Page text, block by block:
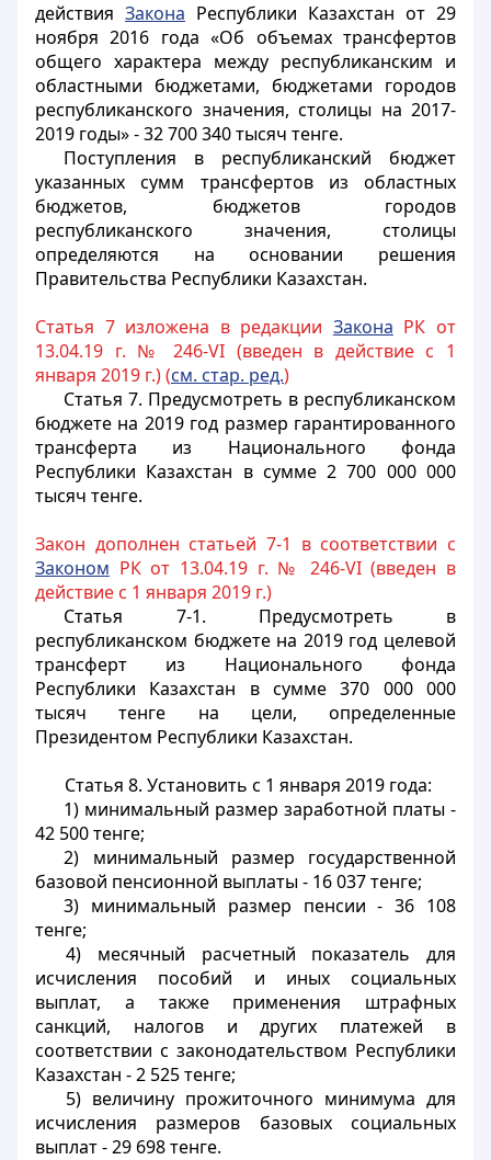
действия Закона Республики Казахстан от 29
ноября 2016 года «Об объемах трансфертов
общего характера между республиканским и
областными бюджетами, бюджетами городов
республиканского значения, столицы на 2017-
2019 годы» - 32 700 340 тысяч тенге.
Поступления в республиканский бюджет
указанных сумм трансфертов из областных
бюджетов, бюджетов городов
республиканского значения, столицы
определяются на основании решения
Правительства Республики Казахстан.
Статья 7 изложена в редакции Закона РК от
13.04.19 г. № 246-VI (введен в действие с 1
января 2019 г.) (см. стар. ред.)
Статья 7. Предусмотреть в республиканском
бюджете на 2019 год размер гарантированного
трансферта из Национального фонда
Республики Казахстан в сумме 2 700 000 000
тысяч тенге.
Закон дополнен статьей 7-1 в соответствии с
Законом РК от 13.04.19 г. № 246-VI (введен в
действие с 1 января 2019 г.)
Статья 7-1. Предусмотреть в
республиканском бюджете на 2019 год целевой
трансферт из Национального фонда
Республики Казахстан в сумме 370 000 000
тысяч тенге на цели, определенные
Президентом Республики Казахстан.
Статья 8. Установить с 1 января 2019 года:
1) минимальный размер заработной платы -
42 500 тенге;
2) минимальный размер государственной
базовой пенсионной выплаты - 16 037 тенге;
3) минимальный размер пенсии - 36 108
тенге;
4) месячный расчетный показатель для
исчисления пособий и иных социальных
выплат, а также применения штрафных
санкций, налогов и других платежей в
соответствии с законодательством Республики
Казахстан - 2 525 тенге;
5) величину прожиточного минимума для
исчисления размеров базовых социальных
выплат - 29 698 тенге.